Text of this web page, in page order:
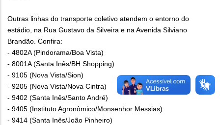
Outras linhas do transporte coletivo atendem o entorno do
estádio, na Rua Gustavo da Silveira e na Avenida Silviano
Brandão. Confira:
- 4802A (Pindorama/Boa Vista)
- 8001A (Santa Inês/BH Shopping)
- 9105 (Nova Vista/Sion)
- 9205 (Nova Vista/Nova Cintra)
- 9402 (Santa Inês/Santo André)
- 9405 (Instituto Agronômico/Monsenhor Messias)
- 9414 (Santa Inês/João Pinheiro)